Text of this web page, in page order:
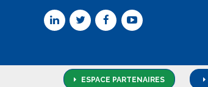
ESPACE PARTENAIRES